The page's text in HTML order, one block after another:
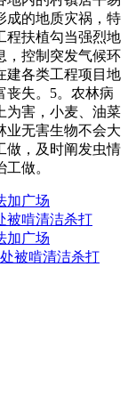
成的地质灾祸，特
程扶植勾当强烈地
，控制突发气候环
建各类工程项目地
丧失。5。农林病
为害，小麦、油菜
业无害生物不会大
做，及时阐发虫情
做。
加广场
被啃清洁杀打
加广场
被啃清洁杀打